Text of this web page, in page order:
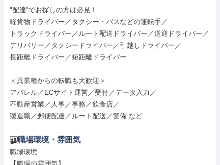
”配達”でお探しの方は必見！
軽貨物ドライバー／タクシー・バスなどの運転手／
トラックドライバー／ルート配送ドライバー／送迎ドライバー／
デリバリー／タクシードライバー／引越しドライバー／
長距離ドライバー／短距離ドライバー
＜異業種からの転職も大歓迎＞
アパレル／ECサイト運営／受付／データ入力／
不動産営業／人事／事務／飲食店／
製造職／郵便配達／ルート配送／警備 など
職場環境・雰囲気
職場環境